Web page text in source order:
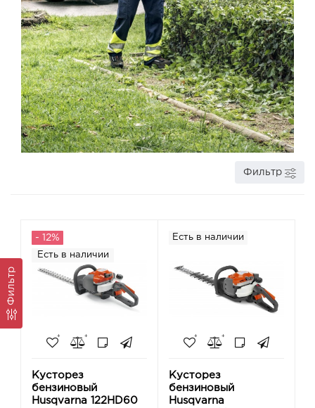
Фильтр
Фильтр
- 12%
Есть в наличии
Кусторез
бензиновый
Husqvarna 122HD60
Есть в наличии
Кусторез
бензиновый
Husqvarna